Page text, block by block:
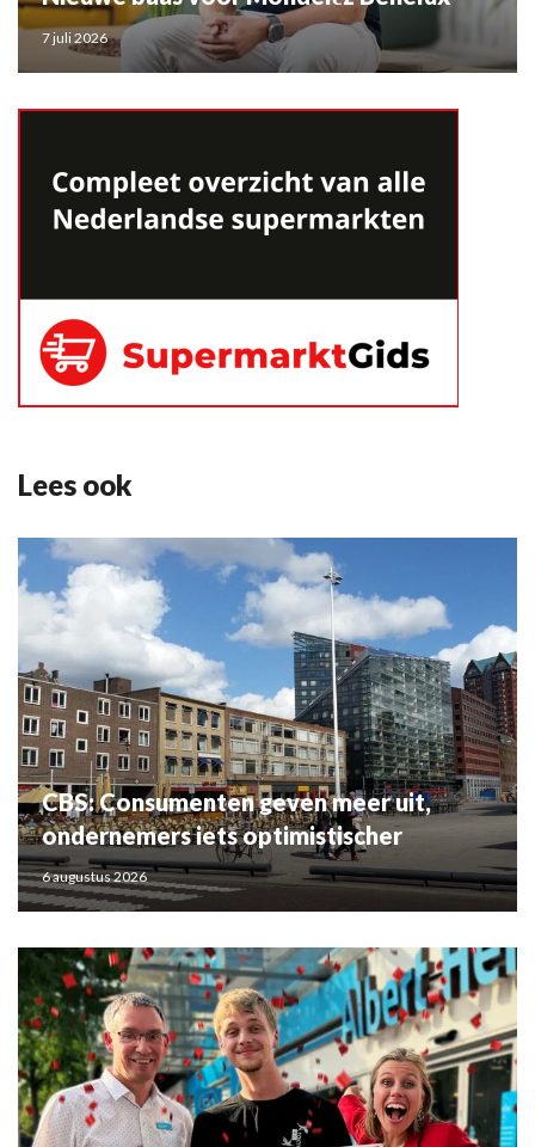
7 juli 2026
Lees ook
CBS: Consumenten geven meer uit,
ondernemers iets optimistischer
6 augustus 2026